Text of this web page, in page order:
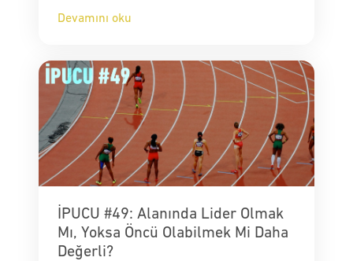
Devamını oku
İPUCU #49: Alanında Lider Olmak
Mı, Yoksa Öncü Olabilmek Mi Daha
Değerli?